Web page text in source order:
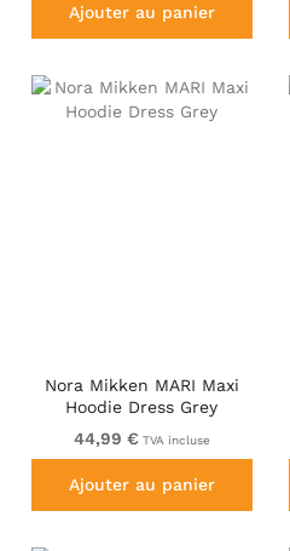
Ajouter au panier
Nora Mikken MARI Maxi
Hoodie Dress Grey
44,99 € TVA incluse
Ajouter au panier